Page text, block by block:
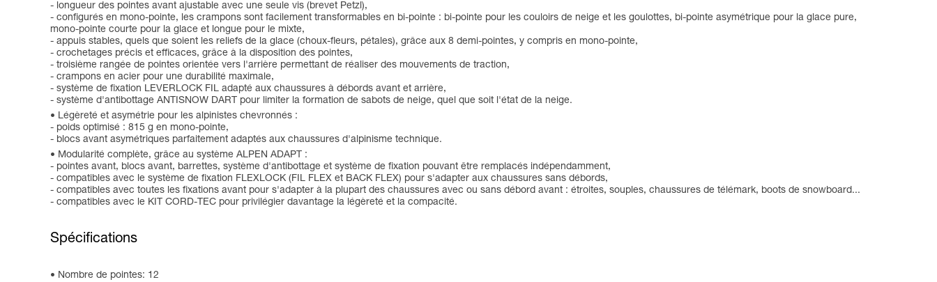
- longueur des pointes avant ajustable avec une seule vis (brevet Petzl),
- configurés en mono-pointe, les crampons sont facilement transformables en bi-pointe : bi-pointe pour les couloirs de neige et les goulottes, bi-pointe asymétrique pour la glace pure,
mono-pointe courte pour la glace et longue pour le mixte,
- appuis stables, quels que soient les reliefs de la glace (choux-fleurs, pétales), grâce aux 8 demi-pointes, y compris en mono-pointe,
- crochetages précis et efficaces, grâce à la disposition des pointes,
- troisième rangée de pointes orientée vers l'arrière permettant de réaliser des mouvements de traction,
- crampons en acier pour une durabilité maximale,
- système de fixation LEVERLOCK FIL adapté aux chaussures à débords avant et arrière,
- système d'antibottage ANTISNOW DART pour limiter la formation de sabots de neige, quel que soit l'état de la neige.
Légèreté et asymétrie pour les alpinistes chevronnés :
- poids optimisé : 815 g en mono-pointe,
- blocs avant asymétriques parfaitement adaptés aux chaussures d'alpinisme technique.
Modularité complète, grâce au système ALPEN ADAPT :
- pointes avant, blocs avant, barrettes, système d'antibottage et système de fixation pouvant être remplacés indépendamment,
- compatibles avec le système de fixation FLEXLOCK (FIL FLEX et BACK FLEX) pour s'adapter aux chaussures sans débords,
- compatibles avec toutes les fixations avant pour s'adapter à la plupart des chaussures avec ou sans débord avant : étroites, souples, chaussures de télémark, boots de snowboard...
- compatibles avec le KIT CORD-TEC pour privilégier davantage la légèreté et la compacité.
Spécifications
Nombre de pointes: 12